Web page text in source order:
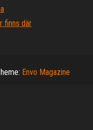
finns där
Envo Magazine